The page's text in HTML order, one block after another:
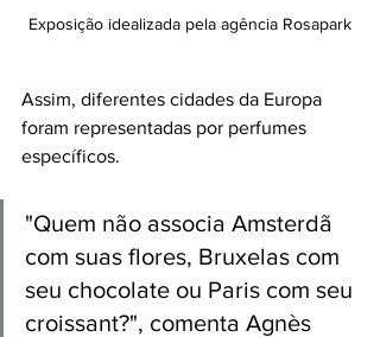
Exposição idealizada pela agência Rosapark
Assim, diferentes cidades da Europa
foram representadas por perfumes
específicos.
"Quem não associa Amsterdã
com suas flores, Bruxelas com
seu chocolate ou Paris com seu
croissant?", comenta Agnès